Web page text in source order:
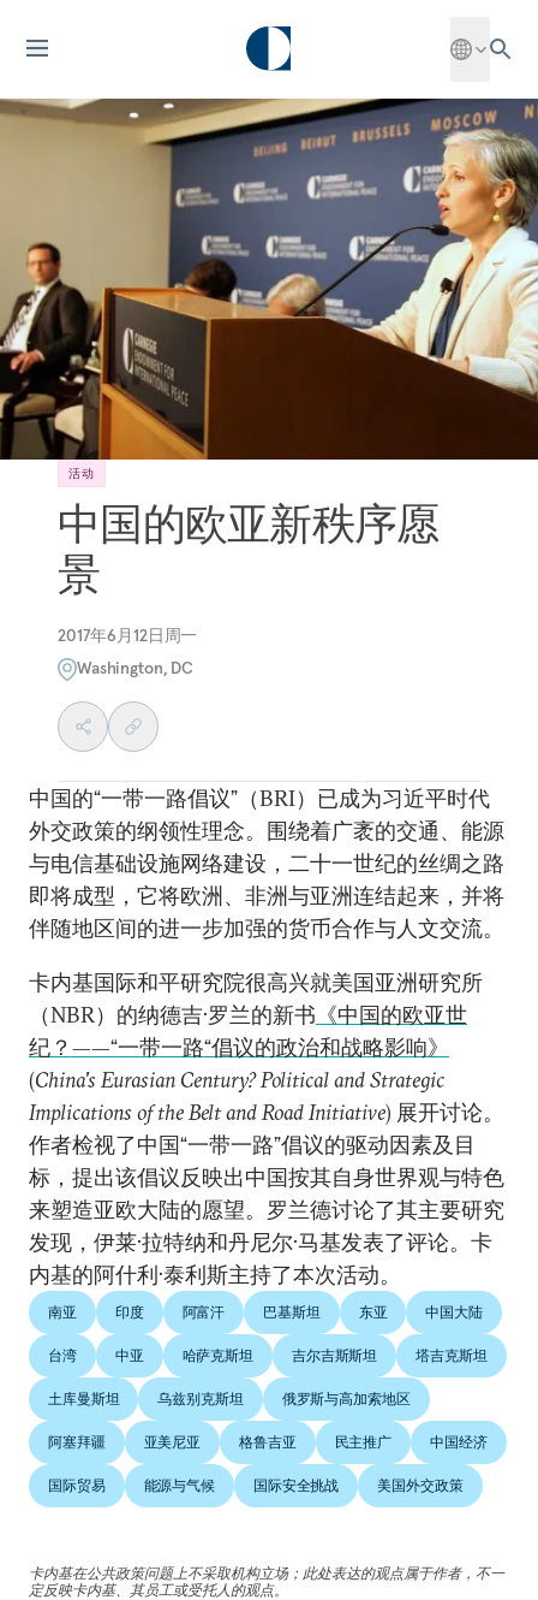
活动
中国的欧亚新秩序愿
景
2017年6月12日周一
Washington, DC
中国的“一带一路倡议”（BRI）已成为习近平时代
外交政策的纲领性理念。围绕着广袤的交通、能源
与电信基础设施网络建设，二十一世纪的丝绸之路
即将成型，它将欧洲、非洲与亚洲连结起来，并将
伴随地区间的进一步加强的货币合作与人文交流。
卡内基国际和平研究院很高兴就美国亚洲研究所
（NBR）的纳德吉·罗兰的新书 《中国的欧亚世
纪？——“一带一路“倡议的政治和战略影响》
(China's Eurasian Century? Political and Strategic
Implications of the Belt and Road Initiative) 展开讨论。
作者检视了中国“一带一路”倡议的驱动因素及目
标，提出该倡议反映出中国按其自身世界观与特色
来塑造亚欧大陆的愿望。罗兰德讨论了其主要研究
发现，伊莱·拉特纳和丹尼尔·马基发表了评论。卡
内基的阿什利·泰利斯主持了本次活动。
南亚 印度 阿富汗 巴基斯坦 东亚 中国大陆
台湾 中亚 哈萨克斯坦 吉尔吉斯斯坦 塔吉克斯坦
土库曼斯坦 乌兹别克斯坦 俄罗斯与高加索地区
阿塞拜疆 亚美尼亚 格鲁吉亚 民主推广 中国经济
国际贸易 能源与气候 国际安全挑战 美国外交政策
卡内基在公共政策问题上不采取机构立场；此处表达的观点属于作者，不一
定反映卡内基、其员工或受托人的观点。